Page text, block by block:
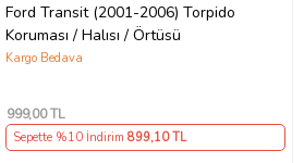
Ford Transit (2001-2006) Torpido
Koruması / Halısı / Örtüsü
Kargo Bedava
999,00 TL
Sepette %10 İndirim 899,10 TL